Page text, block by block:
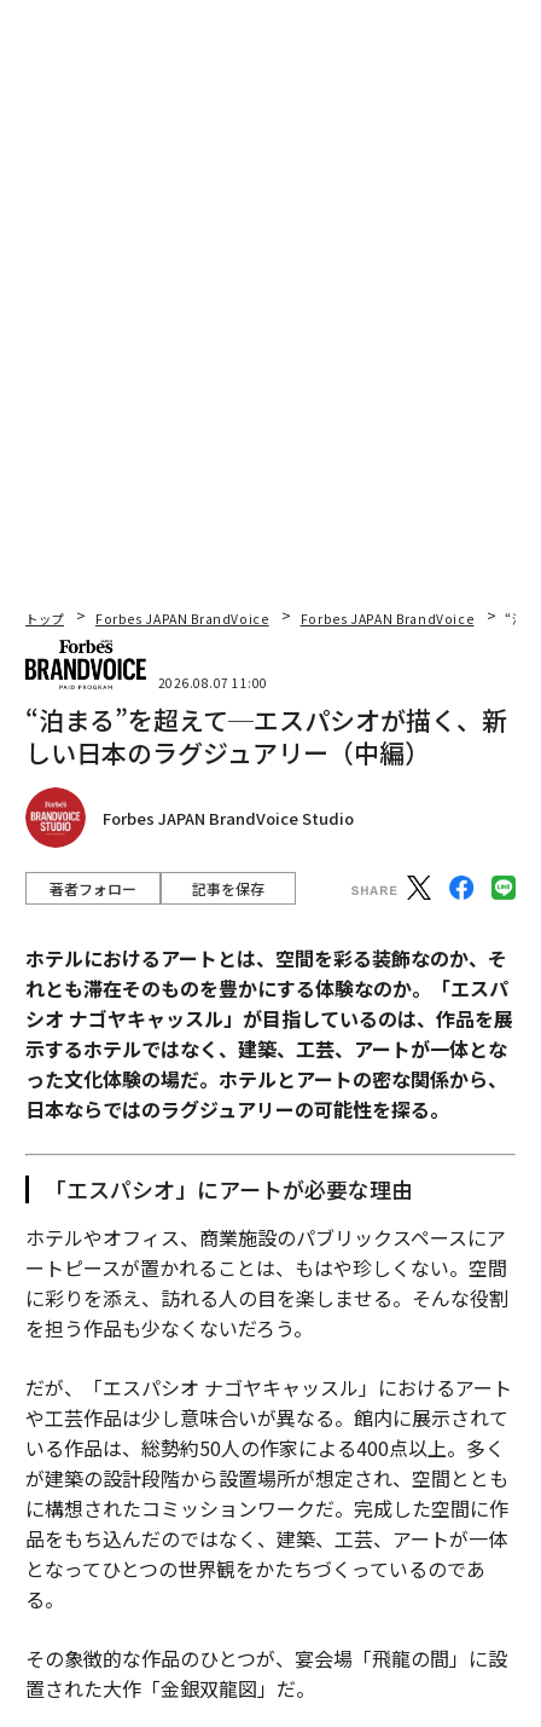
メンバーシップに登録する
ノンアルコールのクラフトジン、18種類のボタニカルを使用：気になるプ
ロダクト
つけ置き不要の洗濯槽クリーナー、強力な発泡で汚れを落とす：ミニレビ
ュー
コクヨのキッチンばさみ、丸洗いしても刃が錆びにくい：気になるプロダ
手首が疲れにくい縦型マウス、2年半使って効果を実感：ミニレビュー
タグ： 酒/アルコール/飲酒 ミニレビュー
トップ Forbes JAPAN BrandVoice Forbes JAPAN BrandVoice “泊
2026.08.07 11:00
“泊まる”を超えて─エスパシオが描く、新
しい日本のラグジュアリー（中編）
Forbes JAPAN BrandVoice Studio
著者フォロー 記事を保存
ホテルにおけるアートとは、空間を彩る装飾なのか、そ
れとも滞在そのものを豊かにする体験なのか。「エスパ
シオ ナゴヤキャッスル」が目指しているのは、作品を展
示するホテルではなく、建築、工芸、アートが一体とな
った文化体験の場だ。ホテルとアートの密な関係から、
日本ならではのラグジュアリーの可能性を探る。
「エスパシオ」にアートが必要な理由
ホテルやオフィス、商業施設のパブリックスペースにア
ートピースが置かれることは、もはや珍しくない。空間
に彩りを添え、訪れる人の目を楽しませる。そんな役割
を担う作品も少なくないだろう。
だが、「エスパシオ ナゴヤキャッスル」におけるアート
や工芸作品は少し意味合いが異なる。館内に展示されて
いる作品は、総勢約50人の作家による400点以上。多く
が建築の設計段階から設置場所が想定され、空間ととも
に構想されたコミッションワークだ。完成した空間に作
品をもち込んだのではなく、建築、工芸、アートが一体
となってひとつの世界観をかたちづくっているのであ
る。
その象徴的な作品のひとつが、宴会場「飛龍の間」に設
置された大作「金銀双龍図」だ。